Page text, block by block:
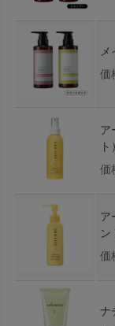
価
ア
価
ア
ン
価
ナ